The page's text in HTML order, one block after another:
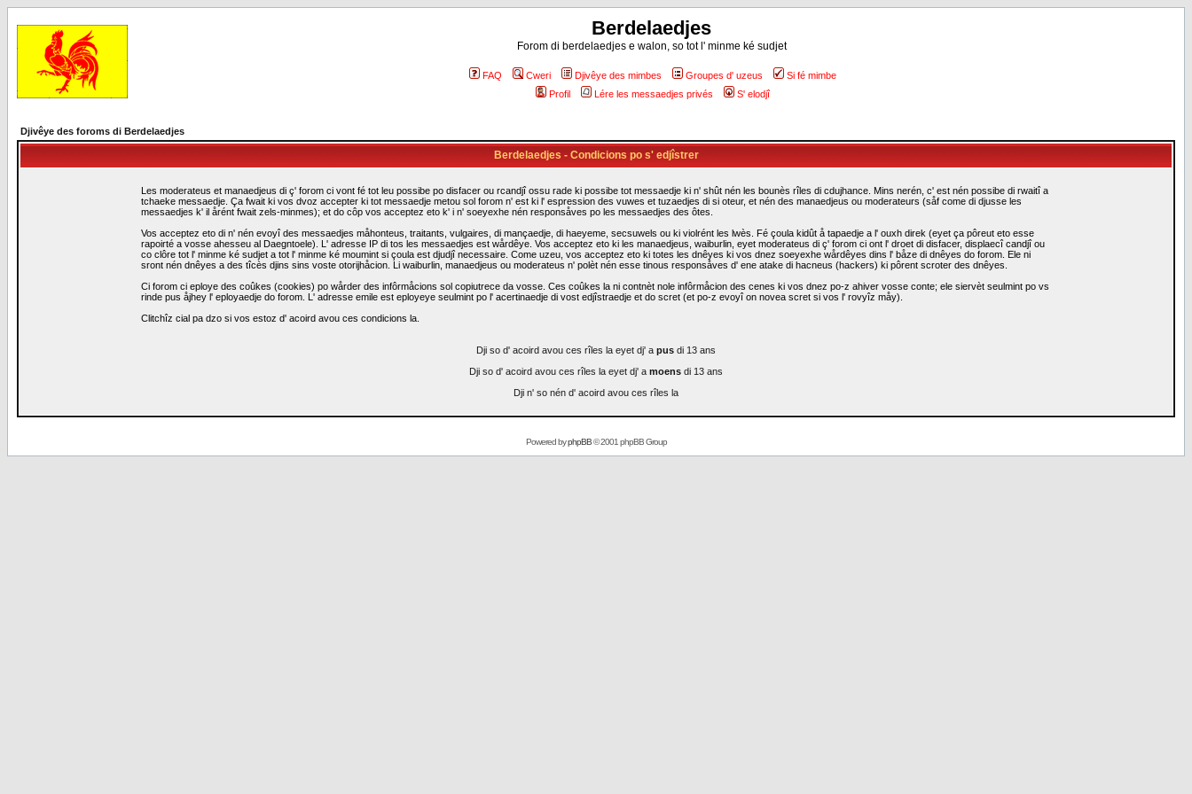
Berdelaedjes
Forom di berdelaedjes e walon, so tot l' minme ké sudjet
FAQ Cweri Djivêye des mimbes Groupes d' uzeus
Si fé mimbe
Profil
Lére les messaedjes privés S' elodjî
Djivêye des foroms di Berdelaedjes
Berdelaedjes - Condicions po s' edjîstrer
Les moderateus et manaedjeus di ç' forom ci vont fé tot leu possibe po disfacer ou rcandjî ossu rade ki possibe tot messaedje ki n' shût nén les bounès rîles di cdujhance. Mins nerén, c' est nén possibe di rwaitî a
tchaeke messaedje. Ça fwait ki vos dvoz accepter ki tot messaedje metou sol forom n' est ki l' espression des vuwes et tuzaedjes di si oteur, et nén des manaedjeus ou moderateurs (såf come di djusse les
messaedjes k' il årént fwait zels-minmes); et do côp vos acceptez eto k' i n' soeyexhe nén responsåves po les messaedjes des ôtes.
Vos acceptez eto di n' nén evoyî des messaedjes måhonteus, traitants, vulgaires, di mançaedje, di haeyeme, secsuwels ou ki violrént les lwès. Fé çoula kidût å tapaedje a l' ouxh direk (eyet ça pôreut eto esse
rapoirté a vosse ahesseu al Daegntoele). L' adresse IP di tos les messaedjes est wårdêye. Vos acceptez eto ki les manaedjeus, waiburlin, eyet moderateus di ç' forom ci ont l' droet di disfacer, displaecî candjî ou
co clôre tot l' minme ké sudjet a tot l' minme ké moumint si çoula est djudjî necessaire. Come uzeu, vos acceptez eto ki totes les dnêyes ki vos dnez soeyexhe wårdêyes dins l' båze di dnêyes do forom. Ele ni
sront nén dnêyes a des tîcès djins sins voste otorijhåcion. Li waiburlin, manaedjeus ou moderateus n' polèt nén esse tinous responsåves d' ene atake di hacneus (hackers) ki pôrent scroter des dnêyes.
Ci forom ci eploye des coûkes (cookies) po wårder des infôrmåcions sol copiutrece da vosse. Ces coûkes la ni contnèt nole infôrmåcion des cenes ki vos dnez po-z ahiver vosse conte; ele siervèt seulmint po vs
rinde pus åjhey l' eployaedje do forom. L' adresse emile est eployeye seulmint po l' acertinaedje di vost edjîstraedje et do scret (et po-z evoyî on novea scret si vos l' rovyîz måy).
Clitchîz cial pa dzo si vos estoz d' acoird avou ces condicions la.
Dji so d' acoird avou ces rîles la eyet dj' a pus di 13 ans
Dji so d' acoird avou ces rîles la eyet dj' a moens di 13 ans
Dji n' so nén d' acoird avou ces rîles la
Powered byphpBB© 2001 phpBB Group